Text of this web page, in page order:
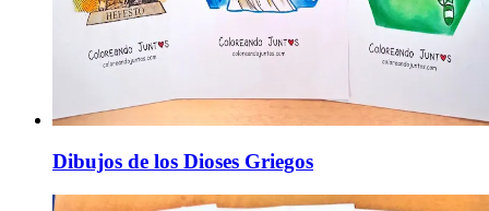
Dibujos de los Dioses Griegos